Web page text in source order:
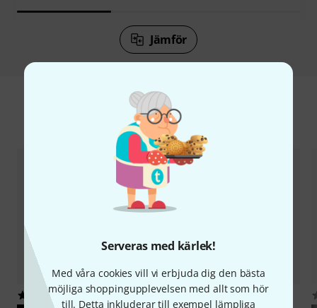
Serveras med kärlek!
Med våra cookies vill vi erbjuda dig den bästa
möjliga shoppingupplevelsen med allt som hör
till. Detta inkluderar till exempel lämpliga
Jämför
Tillbehör & matchande produkter
6 12